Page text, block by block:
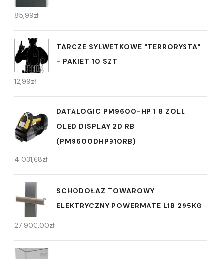
85,99zł
TARCZE SYLWETKOWE "TERRORYSTA"
- PAKIET 10 SZT
12,99zł
DATALOGIC PM9600-HP 1 8 ZOLL
OLED DISPLAY 2D RB
(PM9600DHP910RB)
4 031,68zł
SCHODOŁAZ TOWAROWY
ELEKTRYCZNY POWERMATE L1B 295KG
27 900,00zł